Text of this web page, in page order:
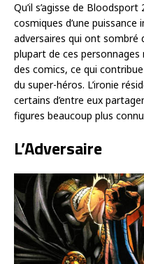
Qu’il s’agisse de Bloodsport
cosmiques d’une
adversaires qui ont sombré
plupart de ces personnages
des comics, ce qui
du super-héros. L’ironie
certains d’entre eux
figures beaucoup plus
L’Adversaire